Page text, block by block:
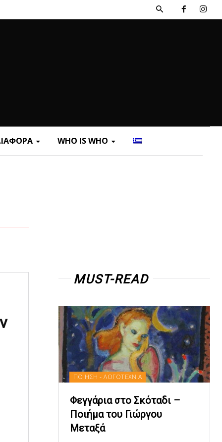
WHO IS WHO
MUST-READ
ΠΟΙΗΣΗ - ΛΟΓΟΤΕΧΝΙΑ
Φεγγάρια στο Σκόταδι –
Ποιήμα του Γιώργου
Μεταξά